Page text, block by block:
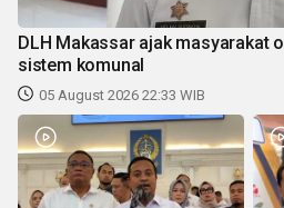
DLH Makassar ajak masyarakat
sistem komunal
05 August 2026 22:33 WIB